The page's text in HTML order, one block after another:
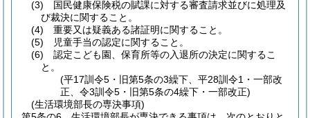
(3)
国民健康保険税の賦課に対する審査請求並びに処理及
び裁決に関すること。
(4)
重要又は疑義ある諸証明に関すること。
(5)
児童手当の認定に関すること。
(6)
認定こども園、保育所等の入退所の決定に関するこ
と。
(平17訓令5・旧第5条の3繰下、平28訓令1・一部改
正、令3訓令5・旧第5条の4繰下・一部改正)
(生活環境部長の専決事項)